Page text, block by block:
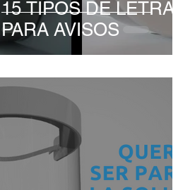
15 TIPOS DE LETRAS
PARA AVISOS